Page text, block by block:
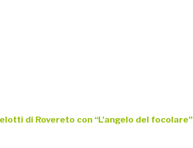
di Rovereto con “L’angelo del focolare”